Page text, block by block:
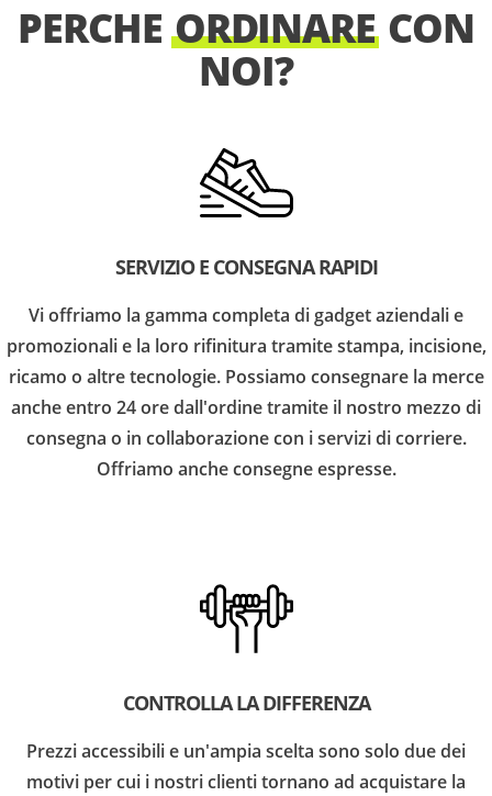
PERCHE ORDINARE CON
NOI?
SERVIZIO E CONSEGNA RAPIDI
Vi offriamo la gamma completa di gadget aziendali e
promozionali e la loro rifinitura tramite stampa, incisione,
ricamo o altre tecnologie. Possiamo consegnare la merce
anche entro 24 ore dall'ordine tramite il nostro mezzo di
consegna o in collaborazione con i servizi di corriere.
Offriamo anche consegne espresse.
CONTROLLA LA DIFFERENZA
Prezzi accessibili e un'ampia scelta sono solo due dei
motivi per cui i nostri clienti tornano ad acquistare la